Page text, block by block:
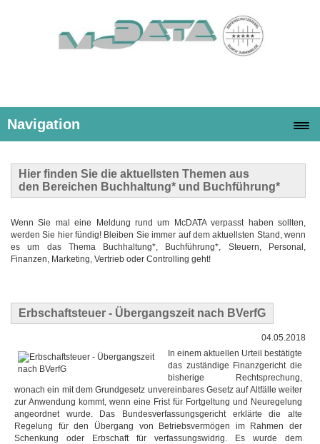
Navigation
Hier finden Sie die aktuellsten Themen aus
den Bereichen Buchhaltung* und Buchführung*
Wenn Sie mal eine Meldung rund um McDATA verpasst haben sollten,
werden Sie hier fündig! Bleiben Sie immer auf dem aktuellsten Stand, wenn
es um das Thema Buchhaltung*, Buchführung*, Steuern, Personal,
Finanzen, Marketing, Vertrieb oder Controlling geht!
Erbschaftsteuer - Übergangszeit nach BVerfG
04.05.2018
In einem aktuellen Urteil bestätigte
das zuständige Finanzgericht die
bisherige Rechtsprechung,
wonach ein mit dem Grundgesetz unvereinbares Gesetz auf Altfälle weiter
zur Anwendung kommt, wenn eine Frist für Fortgeltung und Neuregelung
angeordnet wurde. Das Bundesverfassungsgericht erklärte die alte
Regelung für den Übergang von Betriebsvermögen im Rahmen der
Schenkung oder Erbschaft für verfassungswidrig. Es wurde dem